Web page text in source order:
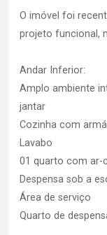
O imóvel foi
projeto funcional,
Andar Inferior:
Amplo ambiente
jantar
Cozinha com
Lavabo
01 quarto com ar-
Despensa sob a
Área de serviço
Quarto de